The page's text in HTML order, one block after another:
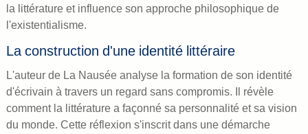
la littérature et influence son approche philosophique de
l'existentialisme.
La construction d'une identité littéraire
L'auteur de La Nausée analyse la formation de son identité
d'écrivain à travers un regard sans compromis. Il révèle
comment la littérature a façonné sa personnalité et sa vision
du monde. Cette réflexion s'inscrit dans une démarche